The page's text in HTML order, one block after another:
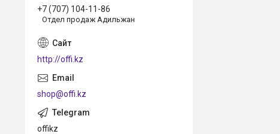
+7 (707) 104-11-86
Отдел продаж Адильжан
http://offi.kz
shop@offi.kz
offikz